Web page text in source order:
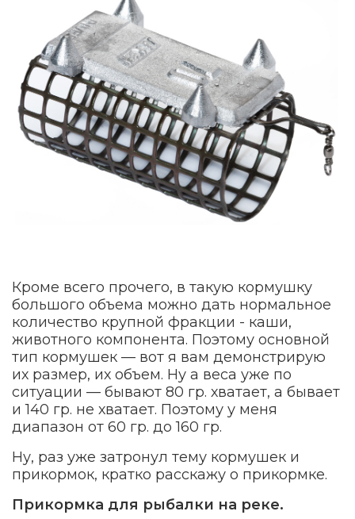
Кроме всего прочего, в такую кормушку
большого объема можно дать нормальное
количество крупной фракции - каши,
животного компонента. Поэтому основной
тип кормушек — вот я вам демонстрирую
их размер, их объем. Ну а веса уже по
ситуации — бывают 80 гр. хватает, а бывает
и 140 гр. не хватает. Поэтому у меня
диапазон от 60 гр. до 160 гр.
Ну, раз уже затронул тему кормушек и
прикормок, кратко расскажу о прикормке.
Прикормка для рыбалки на реке.